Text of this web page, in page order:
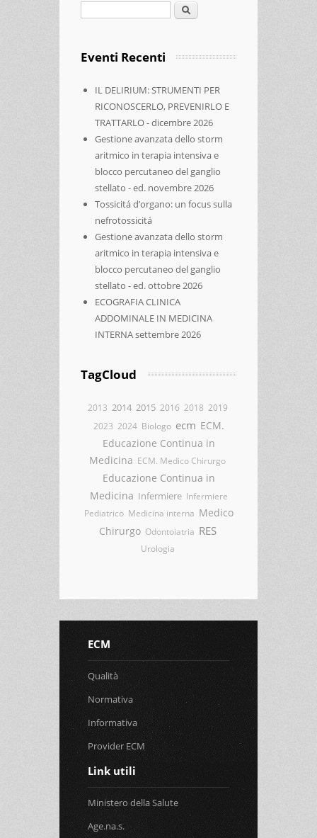
Cerca
Eventi Recenti
IL DELIRIUM: STRUMENTI PER
RICONOSCERLO, PREVENIRLO E
TRATTARLO - dicembre 2026
Gestione avanzata dello storm
aritmico in terapia intensiva e
blocco percutaneo del ganglio
stellato - ed. novembre 2026
Tossicitá d’organo: un focus sulla
nefrotossicitá
Gestione avanzata dello storm
aritmico in terapia intensiva e
blocco percutaneo del ganglio
stellato - ed. ottobre 2026
ECOGRAFIA CLINICA
ADDOMINALE IN MEDICINA
INTERNA settembre 2026
TagCloud
2013 2014 2015 2016 2018 2019
2023 2024 Biologo ecm ECM.
Educazione Continua in
Medicina ECM. Medico Chirurgo
Educazione Continua in
Medicina Infermiere Infermiere
Pediatrico Medicina interna Medico
Chirurgo Odontoiatria RES
Urologia
ECM
Qualità
Normativa
Informativa
Provider ECM
Link utili
Ministero della Salute
Age.na.s.